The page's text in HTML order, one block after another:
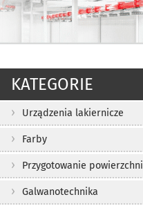
KATEGORIE
Urządzenia lakiernicze
Farby
Przygotowanie powierzchni
Galwanotechnika